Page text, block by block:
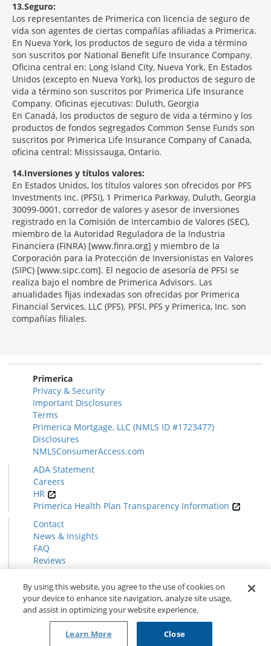
13 Seguro:
Los representantes de Primerica con licencia de seguro de
vida son agentes de ciertas compañías afiliadas a Primerica.
En Nueva York, los productos de seguro de vida a término
son suscritos por National Benefit Life Insurance Company.
Oficina central en: Long Island City, Nueva York. En Estados
Unidos (excepto en Nueva York), los productos de seguro de
vida a término son suscritos por Primerica Life Insurance
Company. Oficinas ejecutivas: Duluth, Georgia
En Canadá, los productos de seguro de vida a término y los
productos de fondos segregados Common Sense Funds son
suscritos por Primerica Life Insurance Company of Canada,
oficina central: Mississauga, Ontario.
14 Inversiones y títulos valores:
En Estados Unidos, los títulos valores son ofrecidos por PFS
Investments Inc. (PFSI), 1 Primerica Parkway, Duluth, Georgia
30099-0001, corredor de valores y asesor de inversiones
registrado en la Comisión de Intercambio de Valores (SEC),
miembro de la Autoridad Reguladora de la Industria
Financiera (FINRA) [www.finra.org] y miembro de la
Corporación para la Protección de Inversionistas en Valores
(SIPC) [www.sipc.com]. El negocio de asesoría de PFSI se
realiza bajo el nombre de Primerica Advisors. Las
anualidades fijas indexadas son ofrecidas por Primerica
Financial Services, LLC (PFS). PFSI, PFS y Primerica, Inc. son
compañías filiales.
Primerica
Privacy & Security
Important Disclosures
Terms
Primerica Mortgage, LLC (NMLS ID #1723477)
Disclosures
NMLSConsumerAccess.com
ADA Statement
Careers
HR
Primerica Health Plan Transparency Information
Contact
News & Insights
FAQ
Reviews
Find a Rep
Form CRS
© 2026 Primericawww.primerica.com
By using this website, you agree to the use of cookies on
your device to enhance site navigation, analyze site usage,
and assist in optimizing your website experience.
Learn More Close